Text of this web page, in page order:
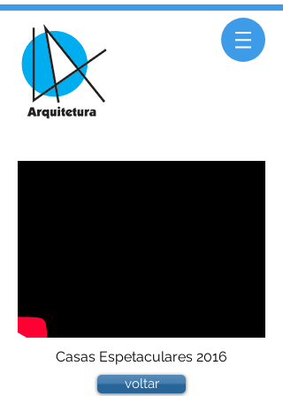
voltar
Casas Espetaculares 2016